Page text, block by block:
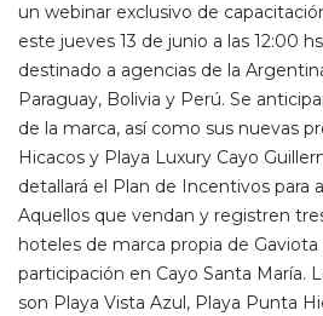
un webinar exclusivo de
este jueves 13 de junio a las 12:00
destinado a agencias de la
Paraguay, Bolivia y Perú. Se
de la marca, así como sus nuevas
Hicacos y Playa Luxury Cayo
detallará el Plan de Incentivos para
Aquellos que vendan y registren
hoteles de marca propia de
participación en Cayo Santa María.
son Playa Vista Azul, Playa Punta